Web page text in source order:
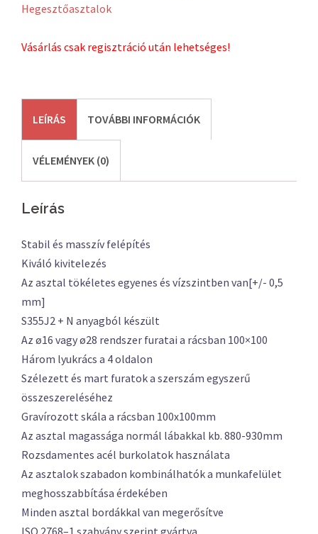
Hegesztőasztalok
Vásárlás csak regisztráció után lehetséges!
LEÍRÁS TOVÁBBI INFORMÁCIÓK
VÉLEMÉNYEK (0)
Leírás
Stabil és masszív felépítés
Kiváló kivitelezés
Az asztal tökéletes egyenes és vízszintben van[+/- 0,5
mm]
S355J2 + N anyagból készült
Az ø16 vagy ø28 rendszer furatai a rácsban 100×100
Három lyukrács a 4 oldalon
Szélezett és mart furatok a szerszám egyszerű
összeszereléséhez
Gravírozott skála a rácsban 100x100mm
Az asztal magassága normál lábakkal kb. 880-930mm
Rozsdamentes acél burkolatok használata
Az asztalok szabadon kombinálhatók a munkafelület
meghosszabbítása érdekében
Minden asztal bordákkal van megerősítve
ISO 2768–1 szabvány szerint gyártva